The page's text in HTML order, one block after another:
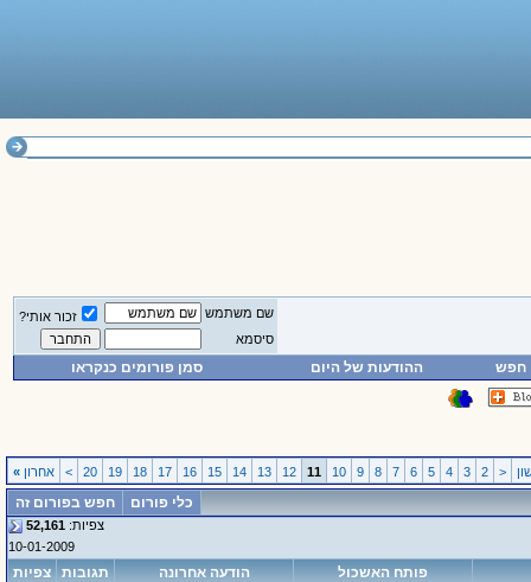
שם משתמש
זכור אותי?
סיסמא
חפש ההודעות של היום סמן פורומים כנקראו
<
2
3
4
5
6
7
8
9
10
11
12
13
14
15
16
17
18
19
20
> אחרון »
כלי פורום חפש בפורום זה
צפיות: 52,161
10-01-2009
פותח האשכול הודעה אחרונה תגובות צפיות